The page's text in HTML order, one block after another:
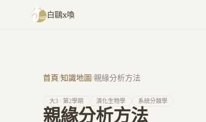
跳至主要內容
白鷗x喚
首頁/知識地圖/親緣分析方法
大3 · 第2學期 演化生物學 系統分類學
親緣分析方法